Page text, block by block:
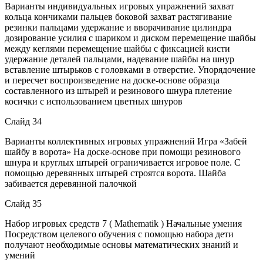
Варианты индивидуальных игровых упражнений захват
кольца кончиками пальцев боковой захват растягивание
резинки пальцами удержание и вворачивание цилиндра
дозирование усилия с шариком и диском перемещение шайбы
между кеглями перемещение шайбы с фиксацией кисти
удержание деталей пальцами, надевание шайбы на шнур
вставление штырьков с головками в отверстие. Упорядочение
и пересчет воспроизведение на доске-основе образца
составленного из штырей и резинового шнура плетение
косички с использованием цветных шнуров
Слайд 34
Варианты коллективных игровых упражнений Игра «Забей
шайбу в ворота» На доске-основе при помощи резинового
шнура и круглых штырей ограничивается игровое поле. С
помощью деревянных штырей строятся ворота. Шайба
забивается деревянной палочкой
Слайд 35
Набор игровых средств 7 ( Mathematik ) Начальные умения
Посредством целевого обучения с помощью набора дети
получают необходимые основы математических знаний и
умений